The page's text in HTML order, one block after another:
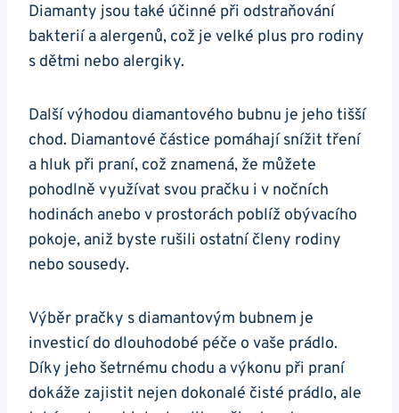
Diamanty jsou také⁤ účinné při odstraňování
bakterií a alergenů, což je⁢ velké plus pro ⁣rodiny
s dětmi‍ nebo​ alergiky.
Další ​výhodou⁢ diamantového bubnu⁣ je ‍jeho tišší
chod. Diamantové ⁢částice pomáhají⁢ snížit tření
a hluk při ‍praní, ​což ⁤znamená, že ⁤můžete
pohodlně ⁣využívat svou pračku i⁤ v nočních
⁣hodinách‍ anebo v prostorách⁢ poblíž obývacího
pokoje,​ aniž byste ‍rušili ostatní členy rodiny⁤
nebo sousedy.
Výběr pračky ⁢s diamantovým⁣ bubnem je​
investicí do ‍dlouhodobé⁣ péče ​o vaše prádlo.
Díky ⁣jeho ​šetrnému chodu a výkonu⁢ při praní
dokáže zajistit nejen dokonalé‍ čisté prádlo,⁣ ale